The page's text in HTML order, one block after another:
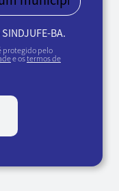
BA.
protegido pelo
e ostermos de